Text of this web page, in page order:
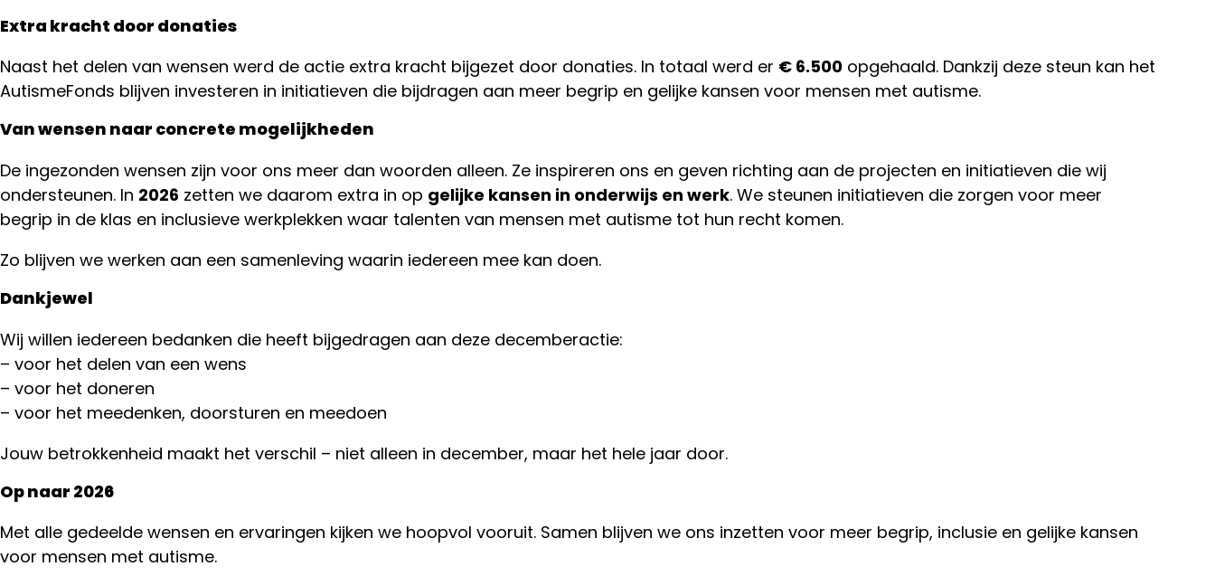
Extra kracht door donaties
Naast het delen van wensen werd de actie extra kracht bijgezet door donaties. In totaal werd er € 6.500 opgehaald. Dankzij deze steun kan het
AutismeFonds blijven investeren in initiatieven die bijdragen aan meer begrip en gelijke kansen voor mensen met autisme.
Van wensen naar concrete mogelijkheden
De ingezonden wensen zijn voor ons meer dan woorden alleen. Ze inspireren ons en geven richting aan de projecten en initiatieven die wij
ondersteunen. In 2026 zetten we daarom extra in op gelijke kansen in onderwijs en werk. We steunen initiatieven die zorgen voor meer
begrip in de klas en inclusieve werkplekken waar talenten van mensen met autisme tot hun recht komen.
Zo blijven we werken aan een samenleving waarin iedereen mee kan doen.
Dankjewel
Wij willen iedereen bedanken die heeft bijgedragen aan deze decemberactie:
– voor het delen van een wens
– voor het doneren
– voor het meedenken, doorsturen en meedoen
Jouw betrokkenheid maakt het verschil – niet alleen in december, maar het hele jaar door.
Op naar 2026
Met alle gedeelde wensen en ervaringen kijken we hoopvol vooruit. Samen blijven we ons inzetten voor meer begrip, inclusie en gelijke kansen
voor mensen met autisme.